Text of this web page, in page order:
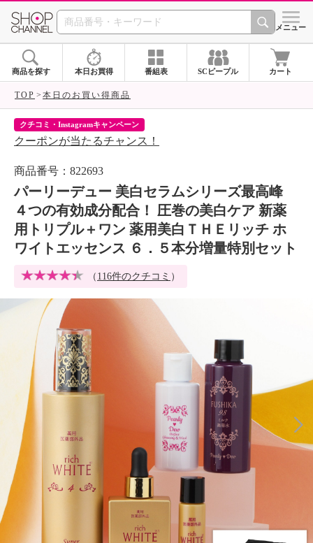
SHOP CHANNEL シメニュー
商品を探す 本日お買得 番組表 SCピープル カート
TOP 本日のお買い得商品
クチコミ・Instagramキャンペーン
クーポンが当たるチャンス！
商品番号：822693
パーリーデュー 美白セラムシリーズ最高峰
４つの有効成分配合！ 圧巻の美白ケア 新薬
用トリプル＋ワン 薬用美白ＴＨＥリッチ ホ
ワイトエッセンス ６．５本分増量特別セット
（ 116件のクチコミ ）